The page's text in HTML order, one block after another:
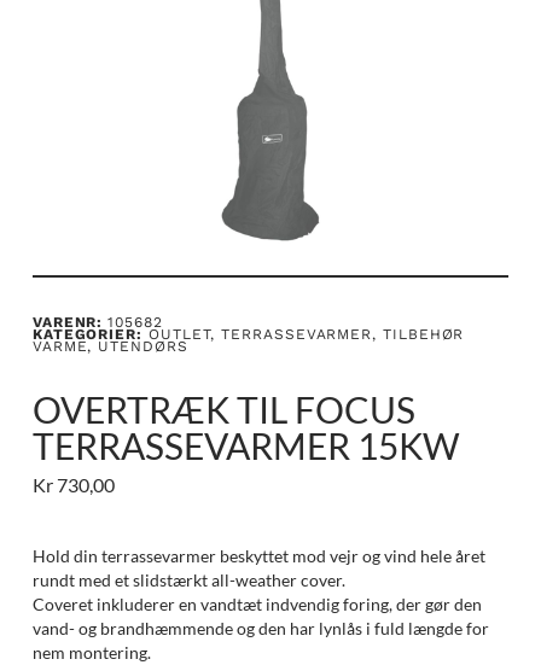
VARENR:105682
KATEGORIER: OUTLET,TERRASSEVARMER,TILBEHØR
VARME, UTENDØRS
OVERTRÆK TIL FOCUS
TERRASSEVARMER 15KW
Kr730,00
Hold din terrassevarmer beskyttet mod vejr og vind hele året
rundt med et slidstærkt all-weather cover.
Coveret inkluderer en vandtæt indvendig foring, der gør den
vand- og brandhæmmende og den har lynlås i fuld længde for
nem montering.